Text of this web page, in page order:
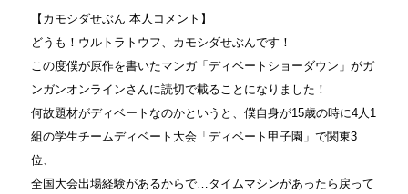
【カモシダせぶん 本人コメント】
どうも！ウルトラトウフ、カモシダせぶんです！
この度僕が原作を書いたマンガ「ディベートショーダウン」がガ
ンガンオンラインさんに読切で載ることになりました！
何故題材がディベートなのかというと、僕自身が15歳の時に4人1
組の学生チームディベート大会「ディベート甲子園」で関東3
位、
全国大会出場経験があるからで…タイムマシンがあったら戻って